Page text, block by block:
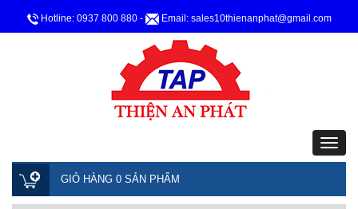
Hotline: 0937 800 880 - Email: sales10thienanphat@gmail.com
GIỎ HÀNG 0 SẢN PHẨM